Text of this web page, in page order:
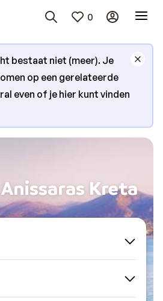
0
bestaat niet (meer). Je
op een gerelateerde
even of je hier kunt vinden
Kreta